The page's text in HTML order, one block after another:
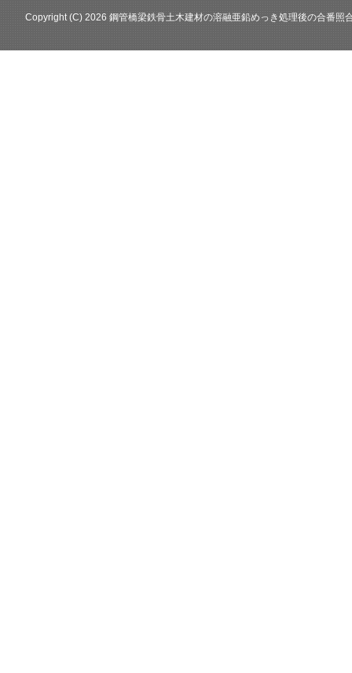
Copyright (C) 2026 鋼管橋梁鉄骨土木建材の溶融亜鉛めっき処理後の合番